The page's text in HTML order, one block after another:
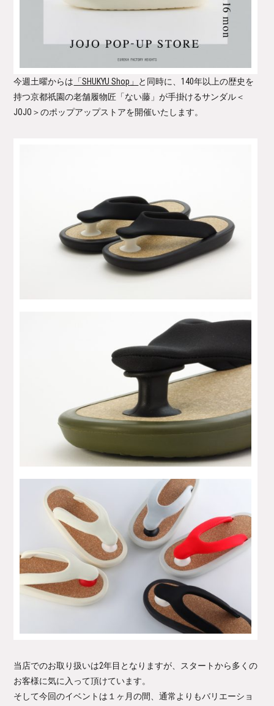
今週土曜からは 「SHUKYU Shop」 と同時に、140年以上の歴史を
持つ京都祇園の老舗履物匠「ない藤」が手掛けるサンダル＜
JOJO＞のポップアップストアを開催いたします。
当店でのお取り扱いは2年目となりますが、スタートから多くの
お客様に気に入って頂けています。
そして今回のイベントは１ヶ月の間、通常よりもバリエーショ